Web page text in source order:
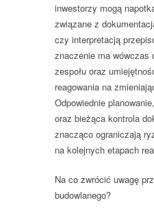
inwestorzy mogą
związane z
czy interpretacją
znaczenie ma wówczas
zespołu oraz
reagowania na
Odpowiednie
oraz bieżąca kontrola
znacząco ograniczają
na kolejnych etapach
Na co zwrócić uwagę
budowlanego?